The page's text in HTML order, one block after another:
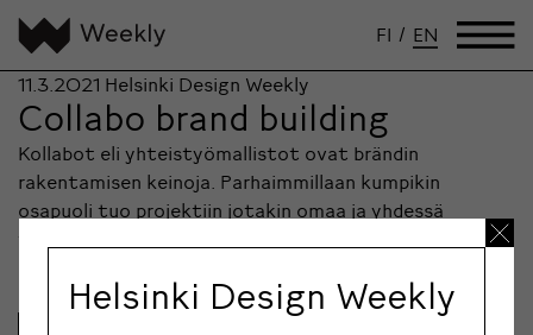
FI / EN
11.3.2021 Helsinki Design Weekly
Collabo brand building
Kollabot eli yhteistyömallistot ovat brändin
rakentamisen keinoja. Parhaimmillaan kumpikin
osapuoli tuo projektiin jotakin omaa ja yhdessä
Helsinki Design Weekly